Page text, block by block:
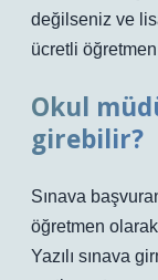
değilseniz ve
ücretli
Okul
girebilir?
Sınava
öğretmen
Yazılı sınava